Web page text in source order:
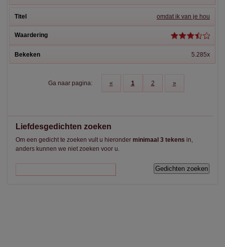
omdat ik van je hou
5.285x
Ga naar pagina: « 1 2 »
Liefdesgedichten zoeken
Om een gedicht te zoeken vult u hieronder minimaal 3 tekens in,
anders kunnen we niet zoeken voor u.